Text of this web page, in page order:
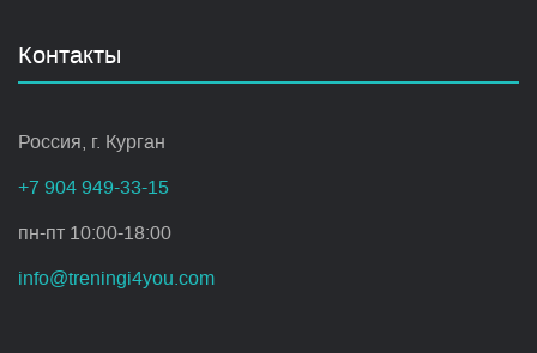
Контакты
Россия, г. Курган
+7 904 949-33-15
пн-пт 10:00-18:00
info@treningi4you.com